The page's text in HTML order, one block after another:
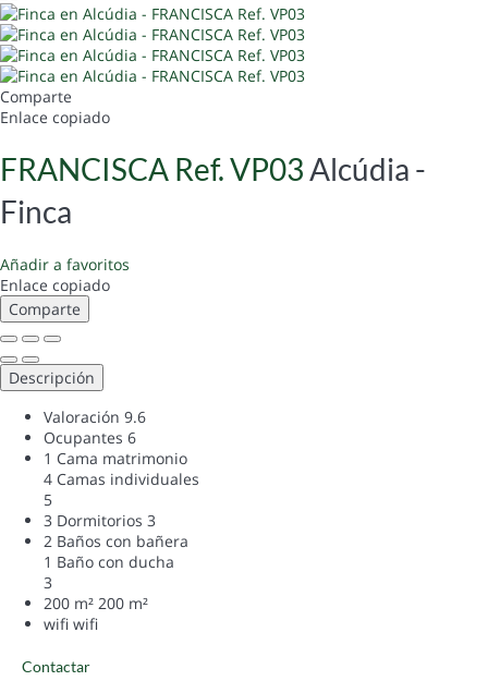
Comparte
Enlace copiado
FRANCISCA Ref. VP03Alcúdia -
Finca
Añadir a favoritos
Enlace copiado
Comparte
Descripción
Valoración 9.6
Ocupantes 6
1 Cama matrimonio
4 Camas individuales
5
3 Dormitorios 3
2 Baños con bañera
1 Baño con ducha
3
200 m² 200 m²
wifi wifi
Contactar